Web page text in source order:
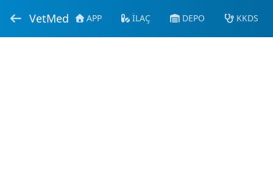
VetMed APP İLAÇ DEPO KKDS